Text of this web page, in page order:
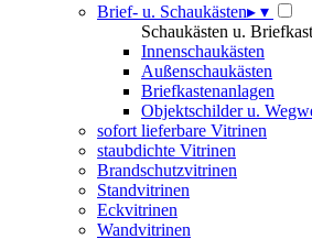
Brief- u. Schaukästen▸ ▾
Schaukästen u.
Innenschaukästen
Außenschaukästen
Briefkastenanlagen
Objektschilder u.
sofort lieferbare Vitrinen
staubdichte Vitrinen
Brandschutzvitrinen
Standvitrinen
Eckvitrinen
Wandvitrinen